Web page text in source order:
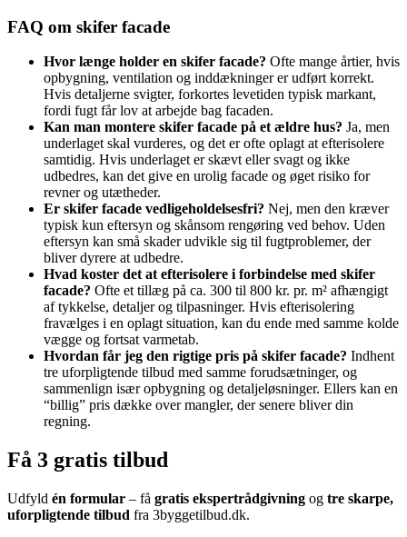
FAQ om skifer facade
Hvor længe holder en skifer facade? Ofte mange årtier, hvis
opbygning, ventilation og inddækninger er udført korrekt.
Hvis detaljerne svigter, forkortes levetiden typisk markant,
fordi fugt får lov at arbejde bag facaden.
Kan man montere skifer facade på et ældre hus? Ja, men
underlaget skal vurderes, og det er ofte oplagt at efterisolere
samtidig. Hvis underlaget er skævt eller svagt og ikke
udbedres, kan det give en urolig facade og øget risiko for
revner og utætheder.
Er skifer facade vedligeholdelsesfri? Nej, men den kræver
typisk kun eftersyn og skånsom rengøring ved behov. Uden
eftersyn kan små skader udvikle sig til fugtproblemer, der
bliver dyrere at udbedre.
Hvad koster det at efterisolere i forbindelse med skifer
facade? Ofte et tillæg på ca. 300 til 800 kr. pr. m² afhængigt
af tykkelse, detaljer og tilpasninger. Hvis efterisolering
fravælges i en oplagt situation, kan du ende med samme kolde
vægge og fortsat varmetab.
Hvordan får jeg den rigtige pris på skifer facade? Indhent
tre uforpligtende tilbud med samme forudsætninger, og
sammenlign især opbygning og detaljeløsninger. Ellers kan en
“billig” pris dække over mangler, der senere bliver din
regning.
Få 3 gratis tilbud
Udfyld én formular – få gratis ekspertrådgivning og tre skarpe,
uforpligtende tilbud fra 3byggetilbud.dk.